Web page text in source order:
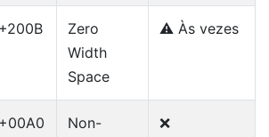
Zero
Width
Space
⚠️ Às vezes
Non-
❌